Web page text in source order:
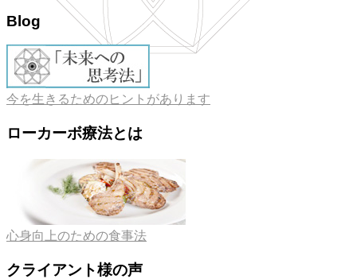
Blog
今を生きるためのヒントがあります
ローカーボ療法とは
心身向上のための食事法
クライアント様の声